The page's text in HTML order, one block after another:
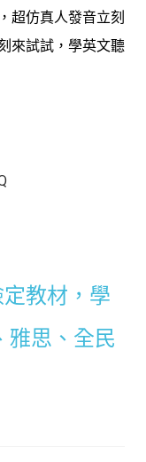
超仿真人發音立刻
來試試，學英文聽
教材， 學
雅思、全民